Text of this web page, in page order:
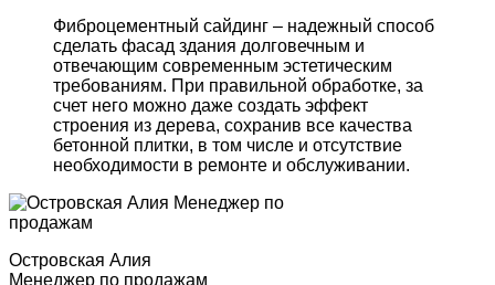
Фиброцементный сайдинг – надежный способ
сделать фасад здания долговечным и
отвечающим современным эстетическим
требованиям. При правильной обработке, за
счет него можно даже создать эффект
строения из дерева, сохранив все качества
бетонной плитки, в том числе и отсутствие
необходимости в ремонте и обслуживании.
Островская Алия
Менеджер по продажам